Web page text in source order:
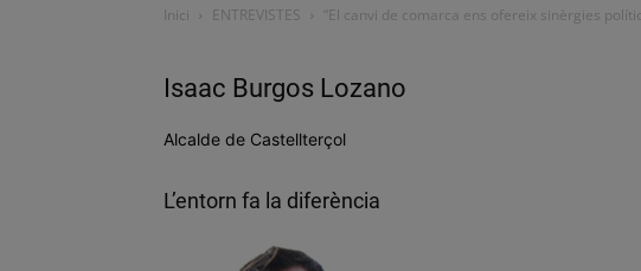
Inici ENTREVISTES “El canvi de comarca ens ofereix sinèrgies
Isaac Burgos Lozano
Alcalde de Castellterçol
L’entorn fa la diferència